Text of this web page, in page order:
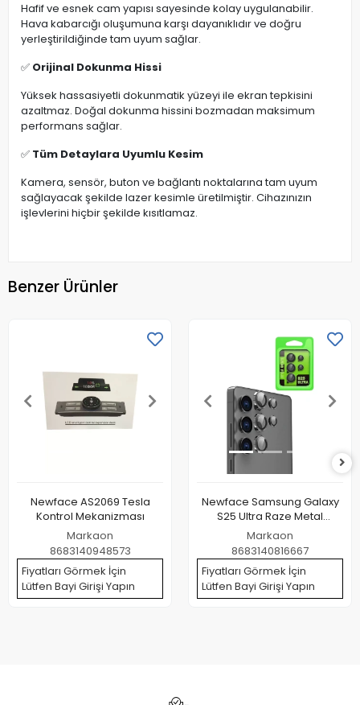
Hafif ve esnek cam yapısı sayesinde kolay uygulanabilir.
Hava kabarcığı oluşumuna karşı dayanıklıdır ve doğru
yerleştirildiğinde tam uyum sağlar.
✅ Orijinal Dokunma Hissi
Yüksek hassasiyetli dokunmatik yüzeyi ile ekran tepkisini
azaltmaz. Doğal dokunma hissini bozmadan maksimum
performans sağlar.
✅ Tüm Detaylara Uyumlu Kesim
Kamera, sensör, buton ve bağlantı noktalarına tam uyum
sağlayacak şekilde lazer kesimle üretilmiştir. Cihazınızın
işlevlerini hiçbir şekilde kısıtlamaz.
Benzer Ürünler
Newface AS2069 Tesla
Kontrol Mekanizması
Markaon
8683140948573
Fiyatları Görmek İçin
Lütfen Bayi Girişi Yapın
Newface Samsung Galaxy
S25 Ultra Raze Metal
Kamera Lens - Siyah
Markaon
8683140816667
Fiyatları Görmek İçin
Lütfen Bayi Girişi Yapın